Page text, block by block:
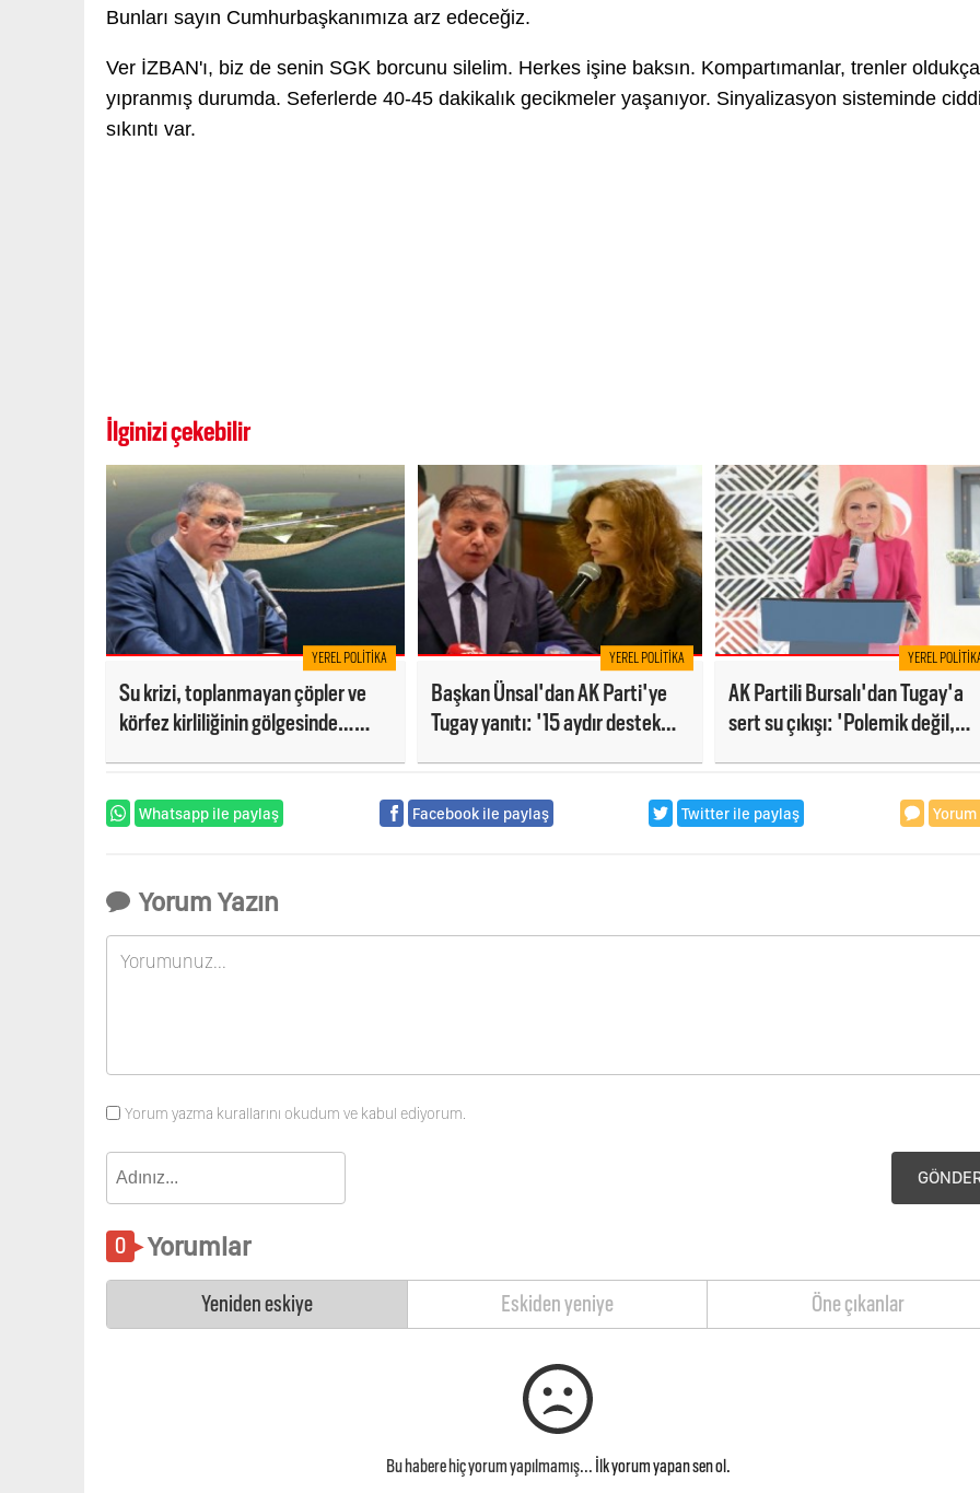
Bunları sayın Cumhurbaşkanımıza arz edeceğiz.
Ver İZBAN'ı, biz de senin SGK borcunu silelim. Herkes işine baksın. Kompartımanlar, trenler oldukça
yıpranmış durumda. Seferlerde 40-45 dakikalık gecikmeler yaşanıyor. Sinyalizasyon sisteminde
sıkıntı var.
İlginizi çekebilir
YEREL POLITIKA
Su krizi, toplanmayan çöpler ve
körfez kirliliğinin gölgesinde…
YEREL POLITIKA
Başkan Ünsal'dan AK Parti'ye
Tugay yanıtı: '15 aydır destek
YEREL
AK Partili Bursalı'dan Tugay'a
sert su çıkışı: 'Polemik değil,
Whatsapp ile paylaş Facebook ile paylaş Twitter ile paylaş Yorum
Yorum Yazın
Yorum yazma kurallarını okudum ve kabul ediyorum.
Yorumlar
Yeniden eskiye Eskiden yeniye Öne çıkanlar
Bu habere hiç yorum yapılmamış... İlk yorum yapan sen ol.